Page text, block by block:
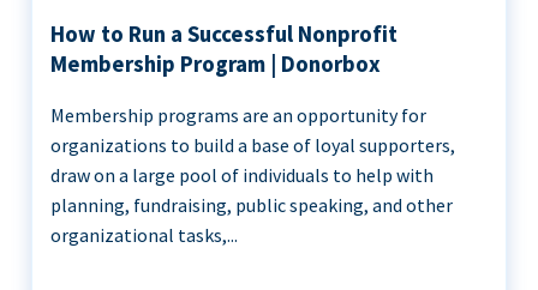
How to Run a Successful Nonprofit
Membership Program | Donorbox
Membership programs are an opportunity for
organizations to build a base of loyal supporters,
draw on a large pool of individuals to help with
planning, fundraising, public speaking, and other
organizational tasks,...